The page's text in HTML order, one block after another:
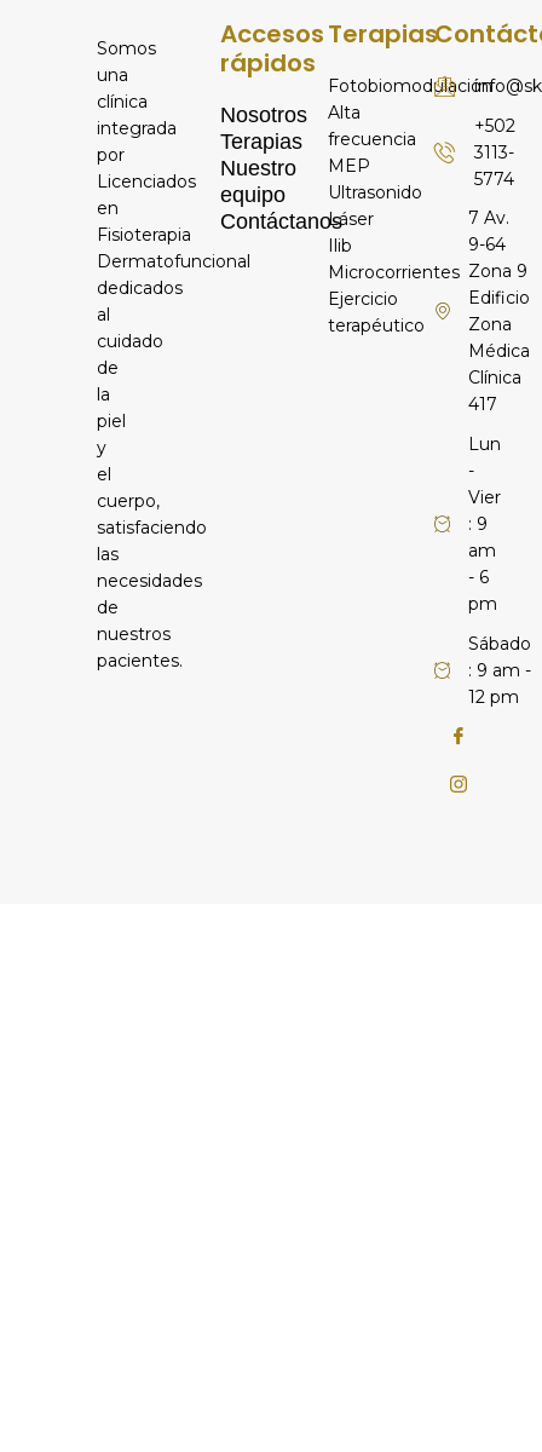
Somos
una
clínica
integrada
por
Licenciados
en
Fisioterapia
Dermatofuncional
dedicados
al
cuidado
de
la
piel
y
el
cuerpo,
satisfaciendo
las
necesidades
de
nuestros
pacientes.
Accesos
rápidos
Nosotros
Terapias
Nuestro
equipo
Contáctanos
Terapias
Fotobiomodulación
Alta
frecuencia
MEP
Ultrasonido
Láser
Ilib
Microcorrientes
Ejercicio
terapéutico
+502
3113-
5774
7 Av.
9-64
Zona 9
Edificio
Zona
Médica
Clínica
417
Lun
-
Vier
: 9
am
- 6
pm
Sábado
: 9 am -
12 pm